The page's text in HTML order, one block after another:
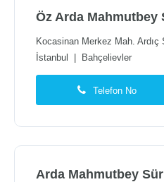
Öz Arda Mahmutbey
Kocasinan Merkez Mah. Ardıç
İstanbul
Bahçelievler
Telefon No
Arda Mahmutbey